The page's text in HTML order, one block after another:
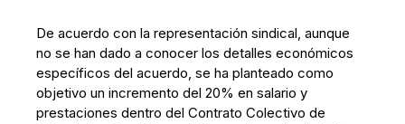
De acuerdo con la representación sindical, aunque
no se han dado a conocer los detalles económicos
específicos del acuerdo, se ha planteado como
objetivo un incremento del 20% en salario y
prestaciones dentro del Contrato Colectivo de